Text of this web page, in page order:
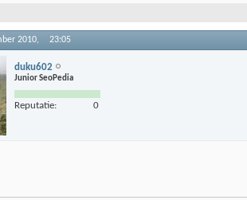
2010, 23:05
duku602
Junior SeoPedia
Reputatie: 0